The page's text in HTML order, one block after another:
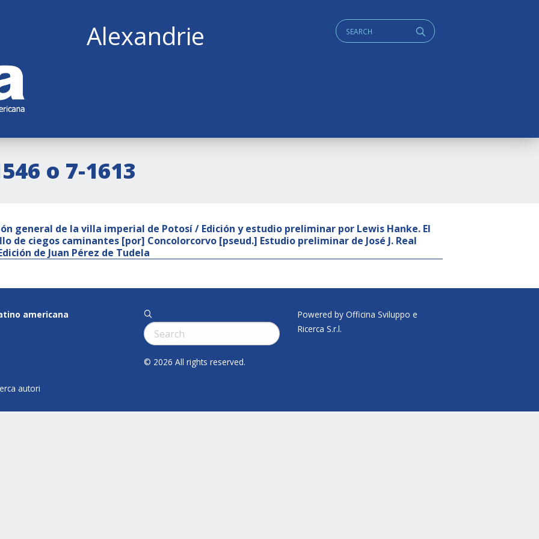
Alexandrie q
Cerca:
o 7-1613
general de la villa imperial de Potosí / Edición y estudio preliminar por Lewis Hanke. El
de ciegos caminantes [por] Concolorcorvo [pseud.] Estudio preliminar de José J. Real
de Juan Pérez de Tudela
americana
autori
q
Cerca:
© 2026 All rights reserved.
Powered by Officina Sviluppo e
Ricerca S.r.l.